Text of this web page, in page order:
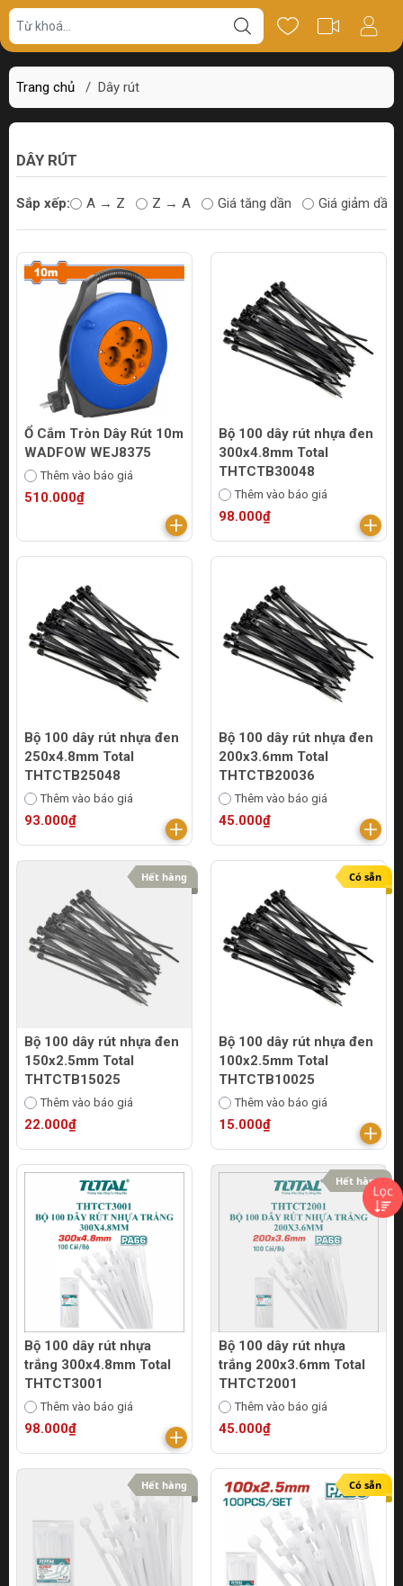
Trang chủ / Dây rút
DÂY RÚT
Sắp xếp: A → Z Z → A Giá tăng dần Giá giảm dần
Ổ Cắm Tròn Dây Rút 10m
WADFOW WEJ8375
Thêm vào báo giá
510.000₫
Bộ 100 dây rút nhựa đen
300x4.8mm Total
THTCTB30048
Thêm vào báo giá
98.000₫
Bộ 100 dây rút nhựa đen
250x4.8mm Total
THTCTB25048
Thêm vào báo giá
93.000₫
Bộ 100 dây rút nhựa đen
200x3.6mm Total
THTCTB20036
Thêm vào báo giá
45.000₫
Hết hàng
Bộ 100 dây rút nhựa đen
150x2.5mm Total
THTCTB15025
Thêm vào báo giá
22.000₫
Có sẵn
Bộ 100 dây rút nhựa đen
100x2.5mm Total
THTCTB10025
Thêm vào báo giá
15.000₫
Bộ 100 dây rút nhựa
trắng 300x4.8mm Total
THTCT3001
Thêm vào báo giá
98.000₫
Hết hàng
Bộ 100 dây rút nhựa
trắng 200x3.6mm Total
THTCT2001
Thêm vào báo giá
45.000₫
Hết hàng Có sẵn